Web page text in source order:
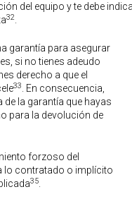
del equipo y te debe
32.
garantía para asegurar
si no tienes adeudo
derecho a que el
33
. En consecuencia,
de la garantía que hayas
para la devolución de
forzoso del
lo contratado o implícito
35